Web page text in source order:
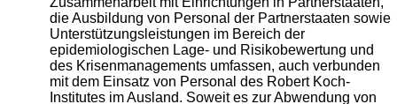
die Ausbildung von Personal der Partnerstaaten sowie
Unterstützungsleistungen im Bereich der
epidemiologischen Lage- und Risikobewertung und
des Krisenmanagements umfassen, auch verbunden
mit dem Einsatz von Personal des Robert Koch-
Institutes im Ausland. Soweit es zur Abwendung von